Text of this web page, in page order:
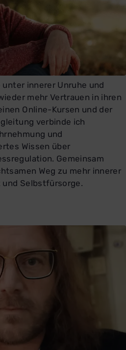
innerer Unruhe und
mehr Vertrauen in ihren
Online-Kursen und der
verbinde ich
und
Wissen über
Gemeinsam
Weg zu mehr innerer
Selbstfürsorge.